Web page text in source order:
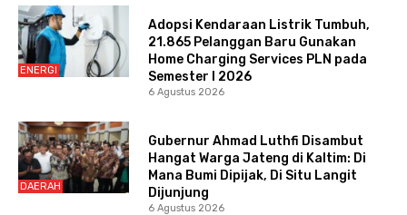
ENERGI
Adopsi Kendaraan Listrik Tumbuh,
21.865 Pelanggan Baru Gunakan
Home Charging Services PLN pada
Semester I 2026
6 Agustus 2026
DAERAH
Gubernur Ahmad Luthfi Disambut
Hangat Warga Jateng di Kaltim: Di
Mana Bumi Dipijak, Di Situ Langit
Dijunjung
6 Agustus 2026